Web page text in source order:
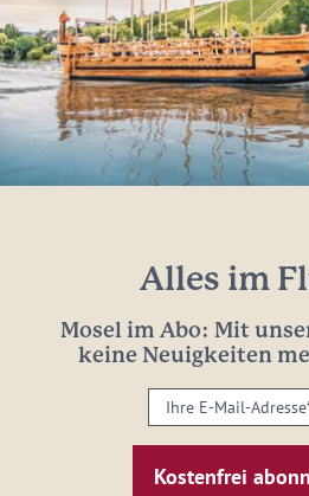
Alles im
Mosel im Abo: Mit
keine Neuigkeiten
Ihre
E-
Mail-
Adresse: